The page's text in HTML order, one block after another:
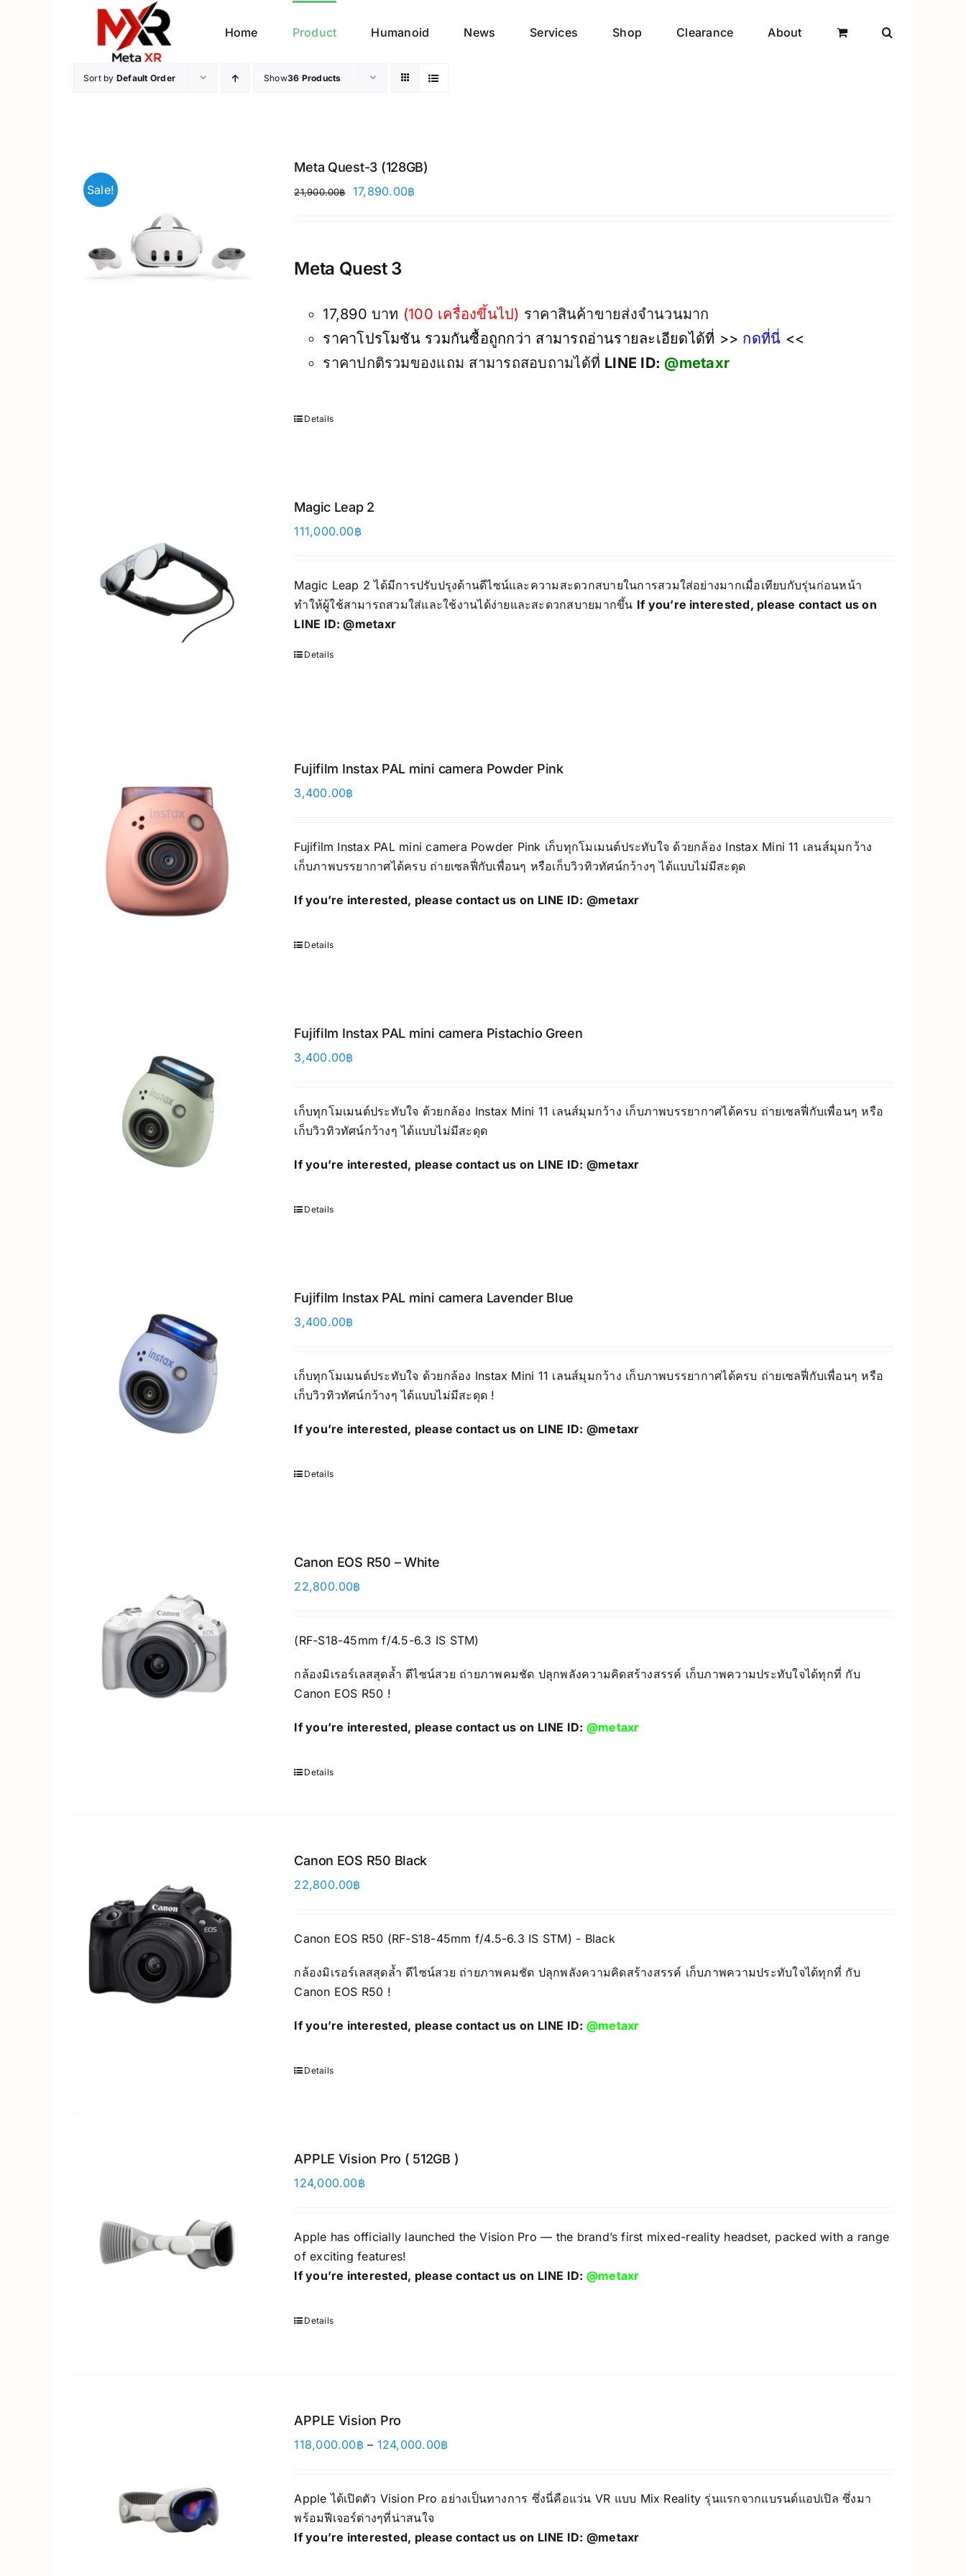
Home Product Humanoid News Services Shop Clearance About
Sort by Default Order Show36 Products
Sale!
Meta Quest-3 (128GB)
21,900.00฿
Original
17,890.00฿
Meta Quest 3
17,890 บาท (100 เครื่องขึ้นไป) ราคาสินค้าขายส่งจำนวนมาก
ราคาโปรโมชัน รวมกันซื้อถูกกว่า สามารถอ่านรายละเอียดได้ที่ >> กดที่นี่ <<
ราคาปกติรวมของแถม สามารถสอบถามได้ที่ LINE ID: @metaxr
Details
Magic Leap 2
111,000.00฿
Magic Leap 2 ได้มีการปรับปรุงด้านดีไซน์และความสะดวกสบายในการสวมใส่อย่างมากเมื่อเทียบกับรุ่นก่อนหน้า
ทำให้ผู้ใช้สามารถสวมใส่และใช้งานได้ง่ายและสะดวกสบายมากขึ้น If you’re interested, please contact us on
LINE ID:@metaxr
Details
Fujifilm Instax PAL mini camera Powder Pink
3,400.00฿
Fujifilm Instax PAL mini camera Powder Pink เก็บทุกโมเมนต์ประทับใจ ด้วยกล้อง Instax Mini 11 เลนส์มุมกว้าง
เก็บภาพบรรยากาศได้ครบ ถ่ายเซลฟี่กับเพื่อนๆ หรือเก็บวิวทิวทัศน์กว้างๆ ได้แบบไม่มีสะดุด
If you’re interested, please contact us on LINE ID: @metaxr
Details
Fujifilm Instax PAL mini camera Pistachio Green
3,400.00฿
เก็บทุกโมเมนต์ประทับใจ ด้วยกล้อง Instax Mini 11 เลนส์มุมกว้าง เก็บภาพบรรยากาศได้ครบ ถ่ายเซลฟี่กับเพื่อนๆ หรือ
เก็บวิวทิวทัศน์กว้างๆ ได้แบบไม่มีสะดุด
If you’re interested, please contact us on LINE ID: @metaxr
Details
Fujifilm Instax PAL mini camera Lavender Blue
3,400.00฿
เก็บทุกโมเมนต์ประทับใจ ด้วยกล้อง Instax Mini 11 เลนส์มุมกว้าง เก็บภาพบรรยากาศได้ครบ ถ่ายเซลฟี่กับเพื่อนๆ หรือ
เก็บวิวทิวทัศน์กว้างๆ ได้แบบไม่มีสะดุด !
If you’re interested, please contact us on LINE ID: @metaxr
Details
Canon EOS R50 – White
22,800.00฿
(RF-S18-45mm f/4.5-6.3 IS STM)
กล้องมิเรอร์เลสสุดล้ำ ดีไซน์สวย ถ่ายภาพคมชัด ปลุกพลังความคิดสร้างสรรค์ เก็บภาพความประทับใจได้ทุกที่ กับ
Canon EOS R50 !
If you’re interested, please contact us on LINE ID: @metaxr
Details
Canon EOS R50 Black
22,800.00฿
Canon EOS R50 (RF-S18-45mm f/4.5-6.3 IS STM) - Black
กล้องมิเรอร์เลสสุดล้ำ ดีไซน์สวย ถ่ายภาพคมชัด ปลุกพลังความคิดสร้างสรรค์ เก็บภาพความประทับใจได้ทุกที่ กับ
Canon EOS R50 !
If you’re interested, please contact us on LINE ID: @metaxr
Details
APPLE Vision Pro ( 512GB )
124,000.00฿
Apple has officially launched the Vision Pro — the brand’s first mixed-reality headset, packed with a range
of exciting features!
If you’re interested, please contact us on LINE ID: @metaxr
Details
APPLE Vision Pro
118,000.00฿ – 124,000.00฿
through
Apple ได้เปิดตัว Vision Pro อย่างเป็นทางการ ซึ่งนี่คือแว่น VR แบบ Mix Reality รุ่นแรกจากแบรนด์แอปเปิล ซึ่งมา
พร้อมฟีเจอร์ต่างๆที่น่าสนใจ
If you’re interested, please contact us on LINE ID: @metaxr